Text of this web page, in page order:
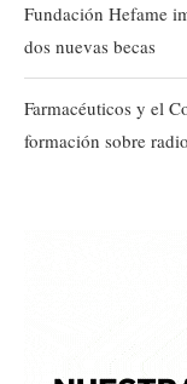
Fundación Hefame
dos nuevas becas
Farmacéuticos y el
formación sobre